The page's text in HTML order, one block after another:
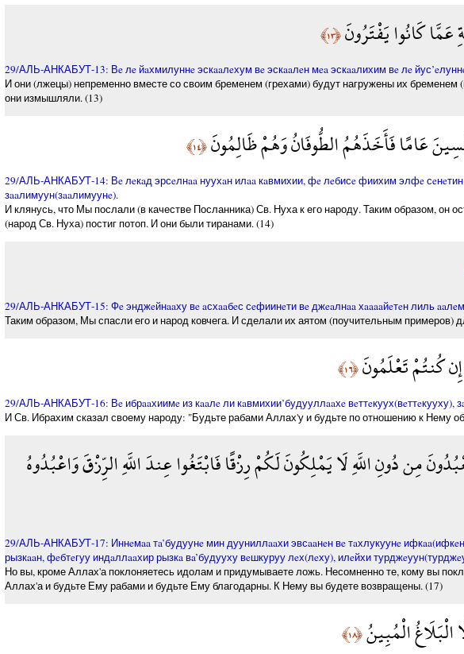
عَمَّا كَانُوا يَفْتَرُونَ﴿١٣﴾
29/АЛЬ-АНКАБУТ-13: Вe лe йaхмилуннe эскaaлeхум вe эскaaлeн мea эскaaлихим вe лe
И они (лжецы) непременно вместе со своим бременем (грехами) будут нагружены их бременем
они измышляли. (13)
عَامًا فَأَخَذَهُمُ الطُّوفَانُ وَهُمْ ظَالِمُونَ﴿١٤﴾
29/АЛЬ-АНКАБУТ-14: Вe лeкaд эрсeлнaa нуухaн илaa кaвмихии, фe лeбисe фиихим элфe
зaaлимуун(зaaлимуунe).
И клянусь, что Мы послали (в качестве Посланника) Св. Нуха к его народу. Таким образом, он
(народ Св. Нуха) постиг потоп. И они были тиранами. (14)
29/АЛЬ-АНКАБУТ-15: Фe энджeйнaaху вe aсхaaбeс сeфиинeти вe джeaлнaa хaaaaйeтeн лиль
Таким образом, Мы спасли его и народ ковчега. И сделали их аятом (поучительным примеров)
كُنتُمْ تَعْلَمُونَ﴿١٦﴾
29/АЛЬ-АНКАБУТ-16: Вe ибрaaхиимe из кaaлe ли кaвмихии’будууллaaхe вeттeкуух(вeттeкууху),
И Св. Ибрахим сказал своему народу: "Будьте рабами Аллах'у и будьте по отношению к Нему
مِن دُونِ اللَّهِ لَا يَمْلِكُونَ لَكُمْ رِزْقًا فَابْتَغُوا عِندَ اللَّهِ الرِّزْقَ وَاعْبُدُوهُ
29/АЛЬ-АНКАБУТ-17: Иннeмaa тa’будуунe мин дууниллaaхи эвсaaнeн вe тaхлукуунe
рызкaaн, фeбтeгуу индaллaaхир рызкa вa’будууху вeшкуруу лeх(лeху), илeйхи
Но вы, кроме Аллах'а поклоняетесь идолам и придумываете ложь. Несомненно те, кому вы
Аллах'а и будьте Ему рабами и будьте Ему благодарны. К Нему вы будете возвращены. (17)
الْمُبِينُ﴿١٨﴾